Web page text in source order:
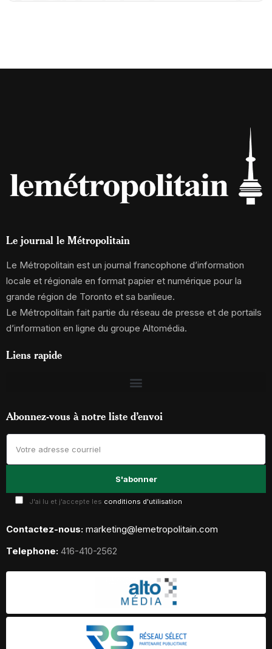
Le journal le Métropolitain
Le Métropolitain est un journal francophone d’information
locale et régionale en format papier et numérique pour la
grande région de Toronto et sa banlieue.
Le Métropolitain fait partie du réseau de presse et de portails
d’information en ligne du groupe Altomédia.
Liens rapide
Abonnez-vous à notre liste d’envoi
J'ai lu et j'accepte les conditions d'utilisation
Contactez-nous: marketing@lemetropolitain.com
Telephone: 416-410-2562